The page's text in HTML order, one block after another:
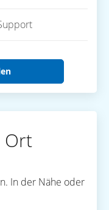
Ort
In der Nähe oder